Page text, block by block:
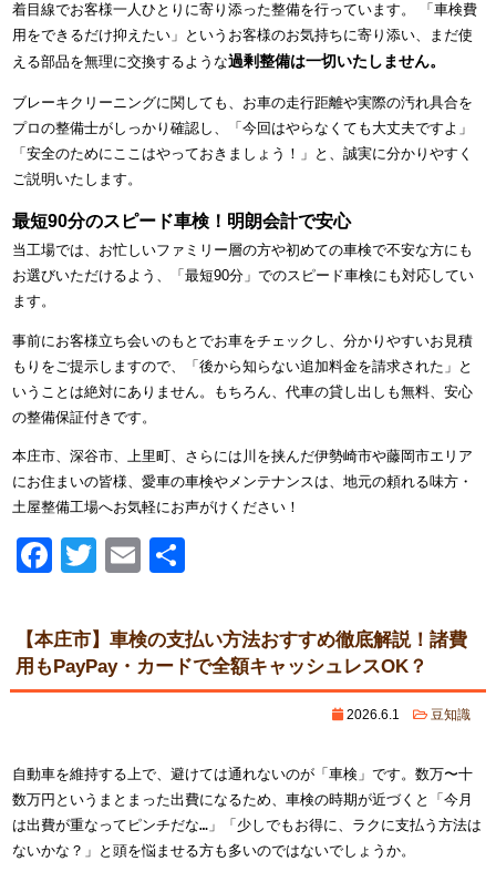
着目線でお客様一人ひとりに寄り添った整備を行っています。 「車検費
用をできるだけ抑えたい」というお客様のお気持ちに寄り添い、まだ使
える部品を無理に交換するような過剰整備は一切いたしません。
ブレーキクリーニングに関しても、お車の走行距離や実際の汚れ具合を
プロの整備士がしっかり確認し、「今回はやらなくても大丈夫ですよ」
「安全のためにここはやっておきましょう！」と、誠実に分かりやすく
ご説明いたします。
最短90分のスピード車検！明朗会計で安心
当工場では、お忙しいファミリー層の方や初めての車検で不安な方にも
お選びいただけるよう、「最短90分」でのスピード車検にも対応してい
ます。
事前にお客様立ち会いのもとでお車をチェックし、分かりやすいお見積
もりをご提示しますので、「後から知らない追加料金を請求された」と
いうことは絶対にありません。もちろん、代車の貸し出しも無料、安心
の整備保証付きです。
本庄市、深谷市、上里町、さらには川を挟んだ伊勢崎市や藤岡市エリア
にお住まいの皆様、愛車の車検やメンテナンスは、地元の頼れる味方・
土屋整備工場へお気軽にお声がけください！
Facebook
TwitterEmail
【本庄市】車検の支払い方法おすすめ徹底解説！諸費
用もPayPay・カードで全額キャッシュレスOK？
2026.6.1 豆知識
自動車を維持する上で、避けては通れないのが「車検」です。数万〜十
数万円というまとまった出費になるため、車検の時期が近づくと「今月
は出費が重なってピンチだな…」「少しでもお得に、ラクに支払う方法は
ないかな？」と頭を悩ませる方も多いのではないでしょうか。